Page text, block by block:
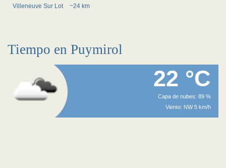
Villeneuve Sur Lot
~24 km
Tiempo en Puymirol
22 °C
Capa de nubes: 89 %
Viento: NW 5 km/h